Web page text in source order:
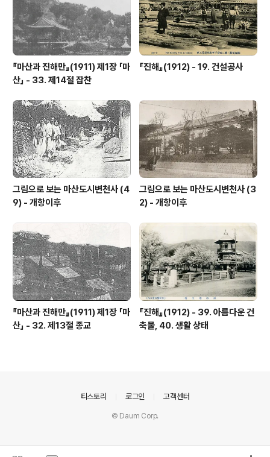
『마산과 진해만』(1911) 제1장 「마
산」 - 33. 제14절 잡찬
『진해』(1912) - 19. 건설공사
그림으로 보는 마산도시변천사 (4
9) - 개항이후
그림으로 보는 마산도시변천사 (3
2) - 개항이후
『마산과 진해만』(1911) 제1장 「마
산」 - 32. 제13절 종교
『진해』(1912) - 39. 아름다운 건
축물, 40. 생활 상태
티스토리 로그인 고객센터
© Daum Corp.